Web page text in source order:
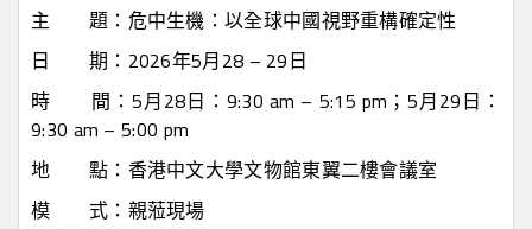
主 題：危中生機：以全球中國視野重構確定性
日 期：2026年5月28 – 29日
時 間：5月28日：9:30 am – 5:15 pm；5月29日：
9:30 am – 5:00 pm
地 點：香港中文大學文物館東翼二樓會議室
模 式：親蒞現場